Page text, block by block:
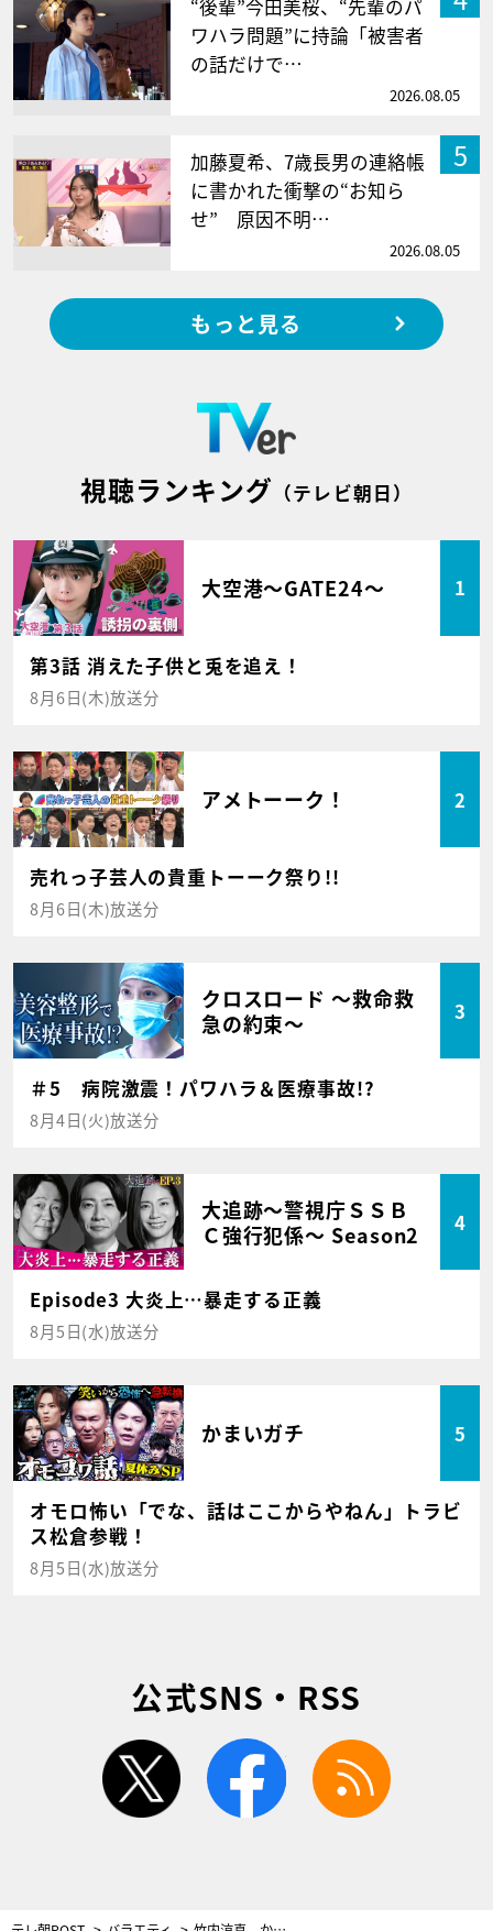
“後輩”今田美桜、“先輩のパ
ワハラ問題”に持論「被害者
の話だけで…
2026.08.05
5
加藤夏希、7歳長男の連絡帳
に書かれた衝撃の“お知ら
せ” 原因不明…
2026.08.05
もっと見る
視聴ランキング （テレビ朝日）
大空港～GATE24～ 1
第3話 消えた子供と兎を追え！
8月6日(木)放送分
アメトーーク！ 2
売れっ子芸人の貴重トーーク祭り!!
8月6日(木)放送分
クロスロード ～救命救
急の約束～
3
＃5 病院激震！パワハラ＆医療事故!?
8月4日(火)放送分
大追跡～警視庁ＳＳＢ
Ｃ強行犯係～ Season2
4
Episode3 大炎上…暴走する正義
8月5日(水)放送分
かまいガチ 5
オモロ怖い「でな、話はここからやねん」トラビ
ス松倉参戦！
8月5日(水)放送分
公式SNS・RSS
twitter facebook